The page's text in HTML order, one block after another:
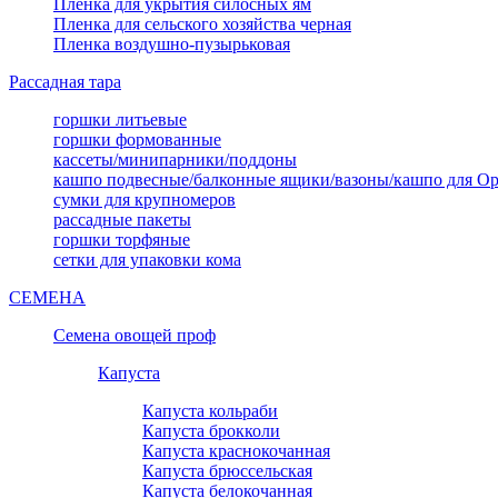
Пленка для укрытия силосных ям
Пленка для сельского хозяйства черная
Пленка воздушно-пузырьковая
Рассадная тара
горшки литьевые
горшки формованные
кассеты/минипарники/поддоны
кашпо подвесные/балконные ящики/вазоны/кашпо для
сумки для крупномеров
рассадные пакеты
горшки торфяные
сетки для упаковки кома
СЕМЕНА
Семена овощей проф
Капуста
Капуста кольраби
Капуста брокколи
Капуста краснокочанная
Капуста брюссельская
Капуста белокочанная